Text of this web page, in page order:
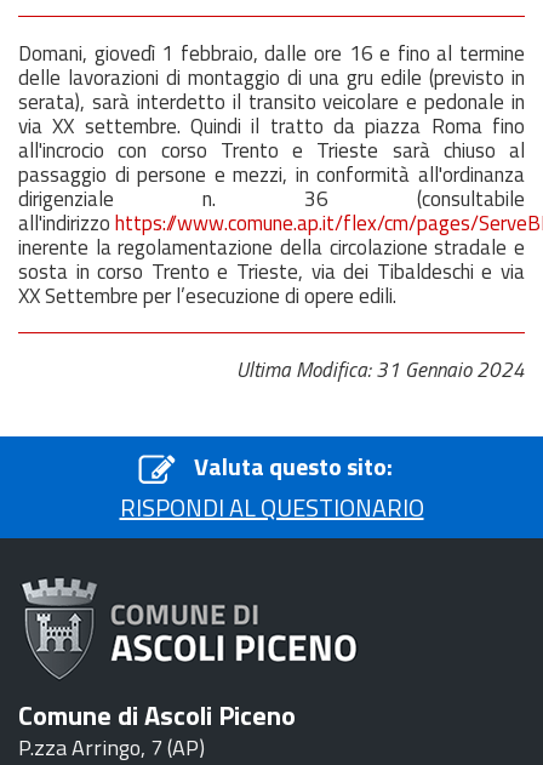
Domani, giovedì 1 febbraio, dalle ore 16 e fino al termine
delle lavorazioni di montaggio di una gru edile (previsto in
serata), sarà interdetto il transito veicolare e pedonale in
via XX settembre. Quindi il tratto da piazza Roma fino
all'incrocio con corso Trento e Trieste sarà chiuso al
passaggio di persone e mezzi, in conformità all'ordinanza
dirigenziale n. 36 (consultabile
all'indirizzohttps://www.comune.ap.it/flex/cm/pages/
inerente la regolamentazione della circolazione stradale e
sosta in corso Trento e Trieste, via dei Tibaldeschi e via
XXSettembreper l’esecuzione di opere edili.
Ultima Modifica: 31 Gennaio 2024
Valuta questo sito:
RISPONDI AL QUESTIONARIO
Comune di Ascoli Piceno
P.zza Arringo, 7 (AP)